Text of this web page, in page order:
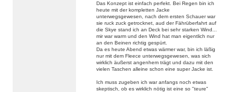
Das Konzept ist einfach perfekt. Bei Regen bin ich
heute mit der kompletten Jacke
unterwegsgewesen, nach dem ersten Schauer war
sie ruck zuck getrocknet, aud der Fährüberfahrt auf
die Skye stand ich an Deck bei sehr starken Wind...
mir war warm und den Wind hat man eigentlich nur
an den Beinen richtig gespürt.
Da es heute Abend etwas wärmer war, bin ich läßig
nur mit dem Fleece unterwegsgewesen, was sich
wirklich äußerst angenhem trägt und dazu mit den
vielen Taschen alleine schon eine super Jacke ist.
Ich muss zugeben ich war anfangs noch etwas
skeptisch, ob es wirklich nötig ist eine so "teure"